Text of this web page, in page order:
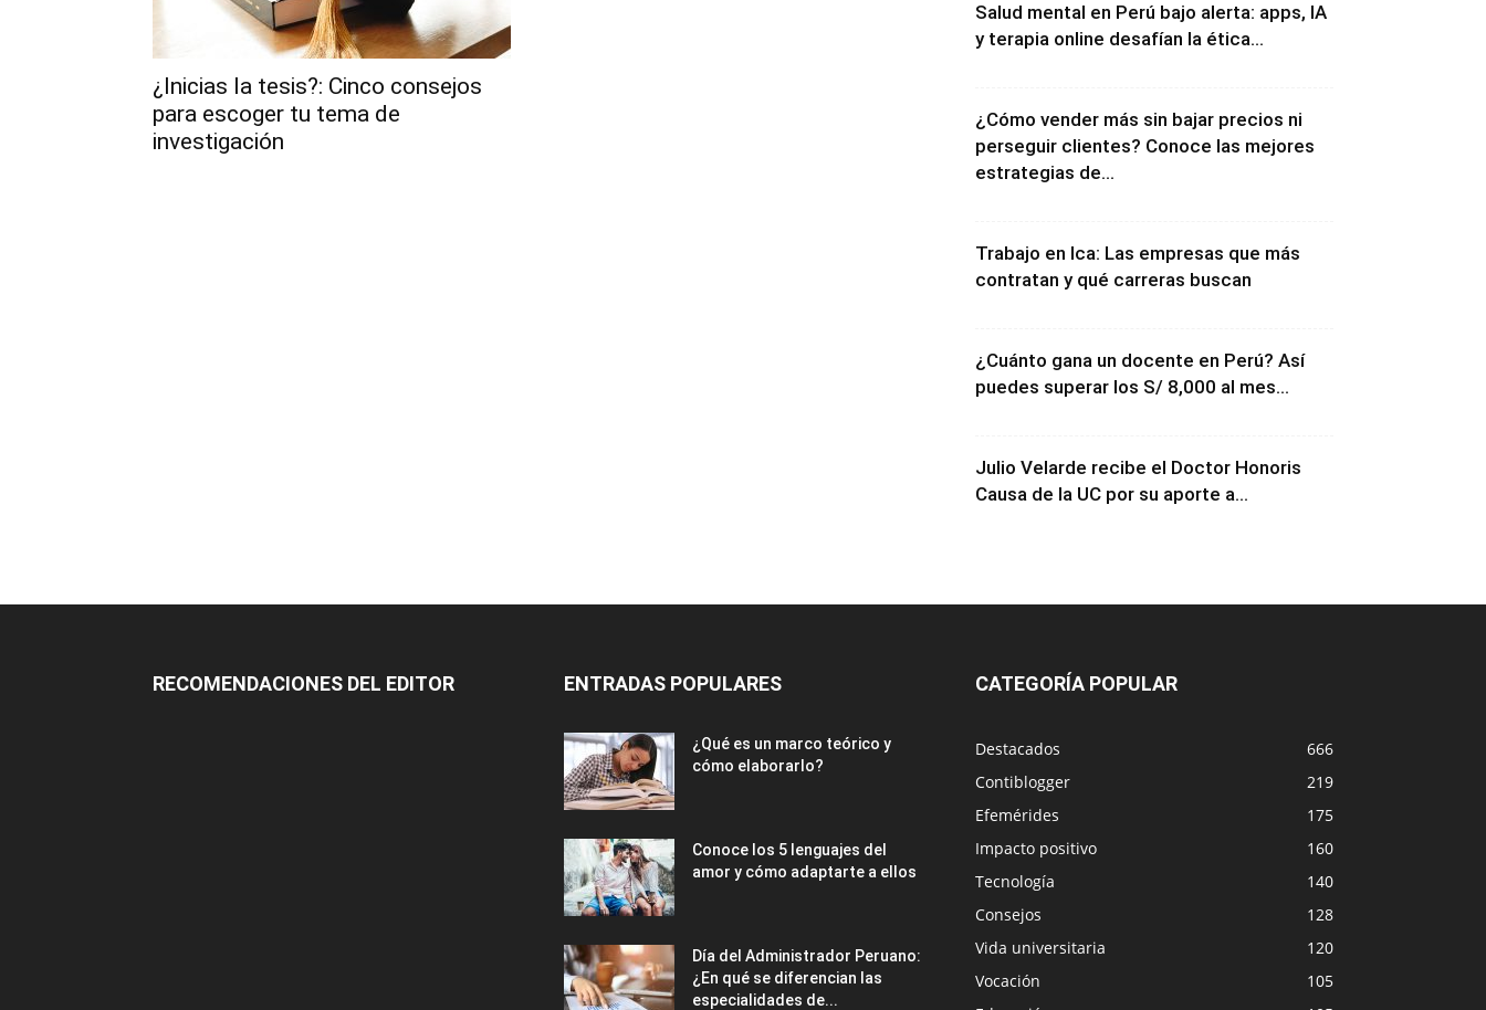
¿Inicias la tesis?: Cinco consejos
para escoger tu tema de
investigación
Salud mental en Perú bajo alerta: apps, IA
y terapia online desafían la ética...
¿Cómo vender más sin bajar precios ni
perseguir clientes? Conoce las mejores
estrategias de...
Trabajo en Ica: Las empresas que más
contratan y qué carreras buscan
¿Cuánto gana un docente en Perú? Así
puedes superar los S/ 8,000 al mes...
Julio Velarde recibe el Doctor Honoris
Causa de la UC por su aporte a...
RECOMENDACIONES DEL EDITOR ENTRADAS POPULARES
¿Qué es un marco teórico y
cómo elaborarlo?
Conoce los 5 lenguajes del
amor y cómo adaptarte a ellos
Día del Administrador Peruano:
¿En qué se diferencian las
especialidades de...
CATEGORÍA POPULAR
Destacados
666
Contiblogger
219
Efemérides
175
Impacto positivo
160
Tecnología
140
Consejos
128
Vida universitaria
120
Vocación
105